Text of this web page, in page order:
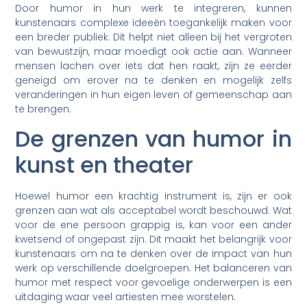
Door humor in hun werk te integreren, kunnen
kunstenaars complexe ideeën toegankelijk maken voor
een breder publiek. Dit helpt niet alleen bij het vergroten
van bewustzijn, maar moedigt ook actie aan. Wanneer
mensen lachen over iets dat hen raakt, zijn ze eerder
geneigd om erover na te denken en mogelijk zelfs
veranderingen in hun eigen leven of gemeenschap aan
te brengen.
De grenzen van humor in
kunst en theater
Hoewel humor een krachtig instrument is, zijn er ook
grenzen aan wat als acceptabel wordt beschouwd. Wat
voor de ene persoon grappig is, kan voor een ander
kwetsend of ongepast zijn. Dit maakt het belangrijk voor
kunstenaars om na te denken over de impact van hun
werk op verschillende doelgroepen. Het balanceren van
humor met respect voor gevoelige onderwerpen is een
uitdaging waar veel artiesten mee worstelen.